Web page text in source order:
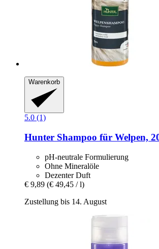
Warenkorb
5.0 (1)
Hunter Shampoo für Welpen,
pH-neutrale Formulierung
Ohne Mineralöle
Dezenter Duft
€ 9,89 (€ 49,45 / l)
Zustellung bis 14. August